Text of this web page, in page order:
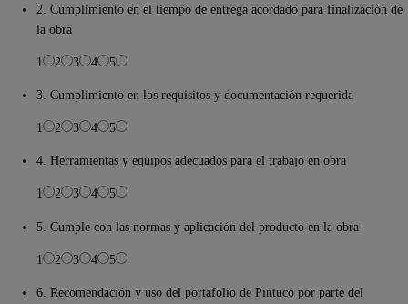
2. Cumplimiento en el tiempo de entrega acordado para finalización de
la obra
1 2 3 4 5
3. Cumplimiento en los requisitos y documentación requerida
1 2 3 4 5
4. Herramientas y equipos adecuados para el trabajo en obra
1 2 3 4 5
5. Cumple con las normas y aplicación del producto en la obra
1 2 3 4 5
6. Recomendación y uso del portafolio de Pintuco por parte del